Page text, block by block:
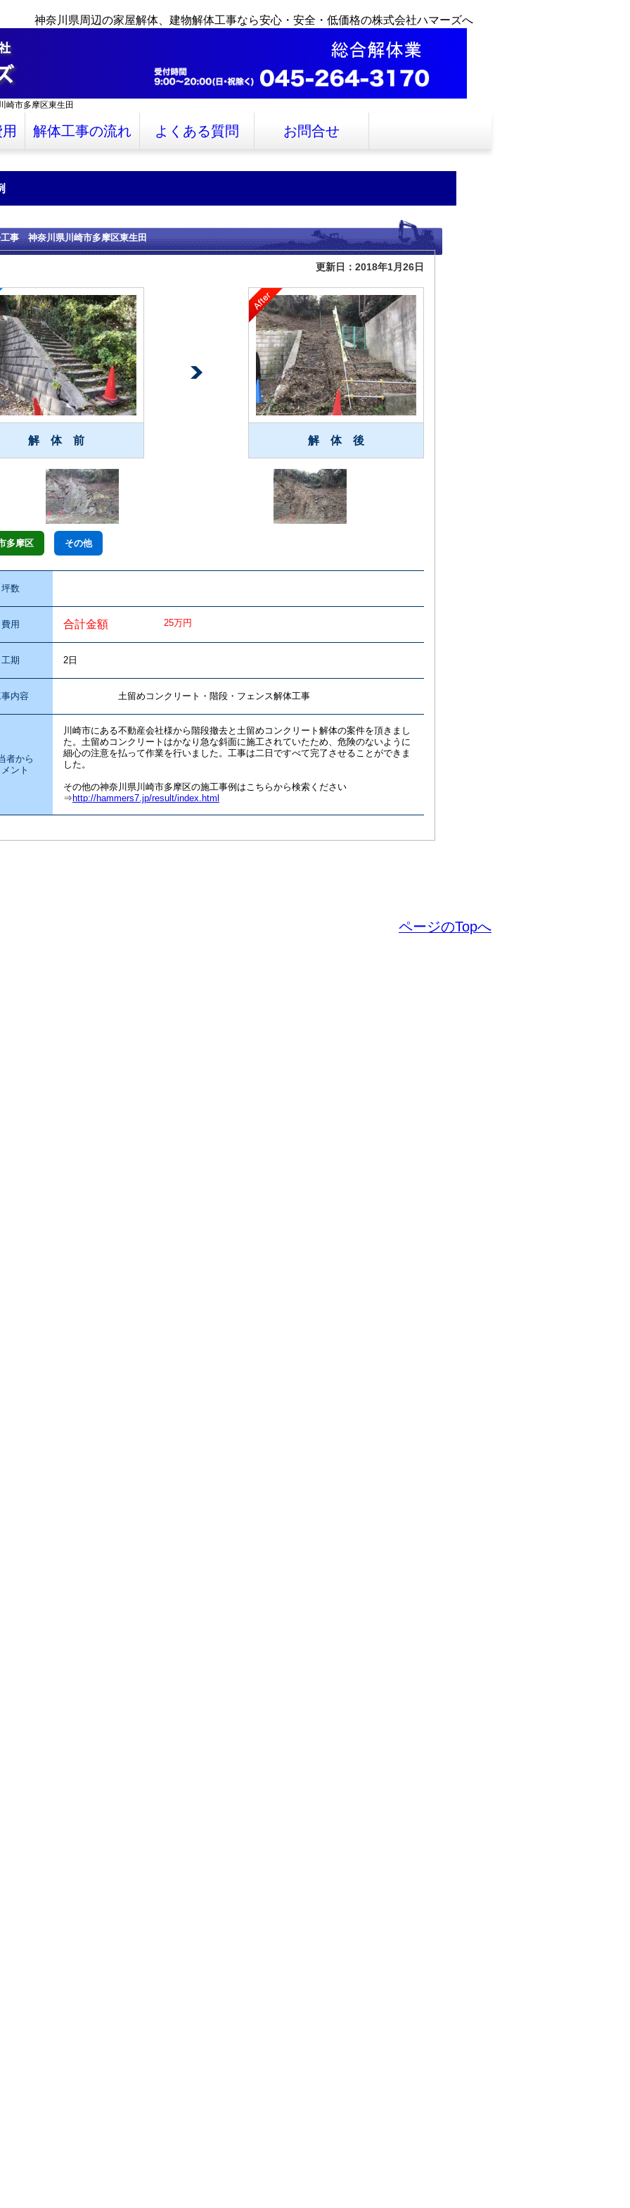
神奈川県周辺の家屋解体、建物解体工事なら安心・安全・低価格の株式会社ハマーズへ
市多摩区東生田
解体工事の流れ よくある質問 お問合せ
事 神奈川県川崎市多摩区東生田
更新日：2018年1月26日
解 体 前 解 体 後
多摩区 その他
坪数
費用 合計金額 25万円
工期 2日
内容 土留めコンクリート・階段・フェンス解体工事
者から
ント
川崎市にある不動産会社様から階段撤去と土留めコンクリート解体の案件を頂きまし
た。土留めコンクリートはかなり急な斜面に施工されていたため、危険のないように
細心の注意を払って作業を行いました。工事は二日ですべて完了させることができま
した。
その他の神奈川県川崎市多摩区の施工事例はこちらから検索ください
⇒ http://hammers7.jp/result/index.html
ページのTopへ